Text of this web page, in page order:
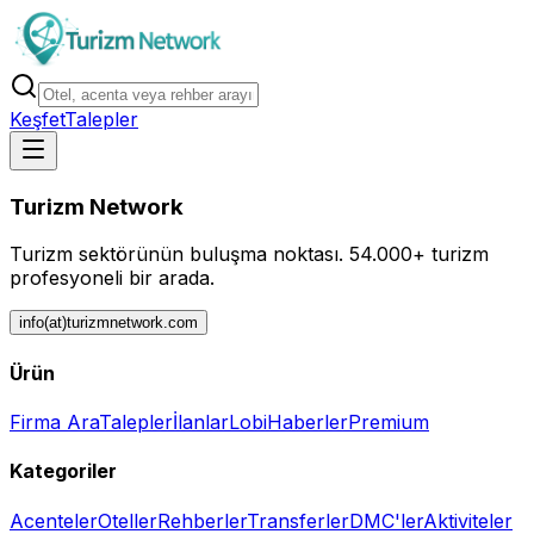
KeşfetTalepler
Turizm Network
Turizm sektörünün buluşma noktası. 54.000+ turizm
profesyoneli bir arada.
info(at)turizmnetwork.com
Ürün
Firma AraTaleplerİlanlarLobiHaberlerPremium
Kategoriler
AcentelerOtellerRehberlerTransferlerDMC'lerAktiviteler